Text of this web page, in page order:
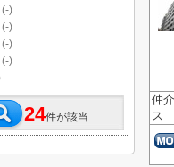
仲
ス
(-)
(-)
(-)
(-)
24件が該当